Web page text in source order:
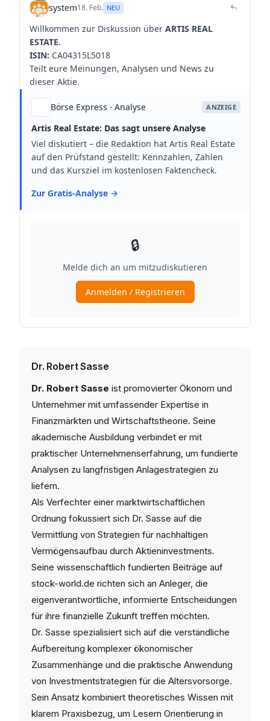
Dr. Robert Sasse
Dr. Robert Sasse ist promovierter Ökonom und
Unternehmer mit umfassender Expertise in
Finanzmärkten und Wirtschaftstheorie. Seine
akademische Ausbildung verbindet er mit
praktischer Unternehmenserfahrung, um fundierte
Analysen zu langfristigen Anlagestrategien zu
liefern.
Als Verfechter einer marktwirtschaftlichen
Ordnung fokussiert sich Dr. Sasse auf die
Vermittlung von Strategien für nachhaltigen
Vermögensaufbau durch Aktieninvestments.
Seine wissenschaftlich fundierten Beiträge auf
stock-world.de richten sich an Anleger, die
eigenverantwortliche, informierte Entscheidungen
für ihre finanzielle Zukunft treffen möchten.
Dr. Sasse spezialisiert sich auf die verständliche
Aufbereitung komplexer ökonomischer
Zusammenhänge und die praktische Anwendung
von Investmentstrategien für die Altersvorsorge.
Sein Ansatz kombiniert theoretisches Wissen mit
klarem Praxisbezug, um Lesern Orientierung in